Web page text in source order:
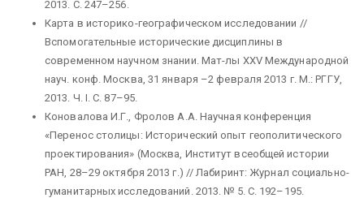
2013. С. 247–256.
Карта в историко-географическом исследовании //
Вспомогательные исторические дисциплины в
современном научном знании. Мат-лы XXV Международной
науч. конф. Москва, 31 января –2 февраля 2013 г. М.: РГГУ,
2013. Ч. I. С. 87–95.
Коновалова И.Г., Фролов А.А. Научная конференция
«Перенос столицы: Исторический опыт геополитического
проектирования» (Москва, Институт всеобщей истории
РАН, 28–29 октября 2013 г.) // Лабиринт: Журнал социально-
гуманитарных исследований. 2013. № 5. С. 192–195.